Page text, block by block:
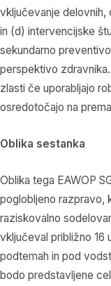
vključevanje delovnih,
in (d) intervencijske
sekundarno
perspektivo
zlasti če uporabljajo
osredotočajo na
Oblika sestanka
Oblika tega EAWOP
poglobljeno razpravo,
raziskovalno
vključeval približno 16
podtemah in pod
bodo predstavljene